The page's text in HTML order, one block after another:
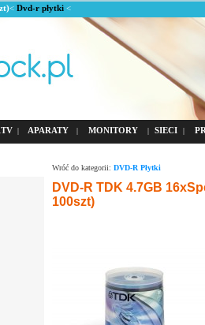
< Dvd-r płytki <
| APARATY | MONITORY | SIECI |
Wróć do kategorii: DVD-R Płytki
DVD-R TDK 4.7GB
100szt)